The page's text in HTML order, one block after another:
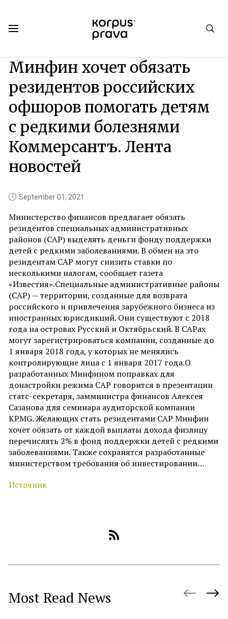
Минфин хочет обязать
резидентов российских
офшоров помогать детям
с редкими болезнями
Коммерсантъ. Лента
новостей
September 01, 2021
Министерство финансов предлагает обязать
резидентов специальных административных
районов (САР) выделять деньги фонду поддержки
детей с редкими заболеваниями. В обмен на это
резидентам САР могут снизить ставки по
несколькими налогам, сообщает газета
«Известия».Специальные административные районы
(САР) — территории, созданные для возврата
российского и привлечения зарубежного бизнеса из
иностранных юрисдикций. Они существуют с 2018
года на островах Русский и Октябрьский. В САРах
могут зарегистрироваться компании, созданные до
1 января 2018 года, у которых не менялись
контролирующие лица с 1 января 2017 года.О
разработанных Минфином поправках для
донастройки режима САР говорится в презентации
статс-секретаря, замминистра финансов Алексея
Сазанова для семинара аудиторской компании
KPMG. Желающих стать резидентами САР Минфин
хочет обязать от каждой выплаты дохода физлицу
перечислять 2% в фонд поддержки детей с редкими
заболеваниями. Также сохранятся разработанные
министерством требования об инвестировании…
Источник
Most Read News